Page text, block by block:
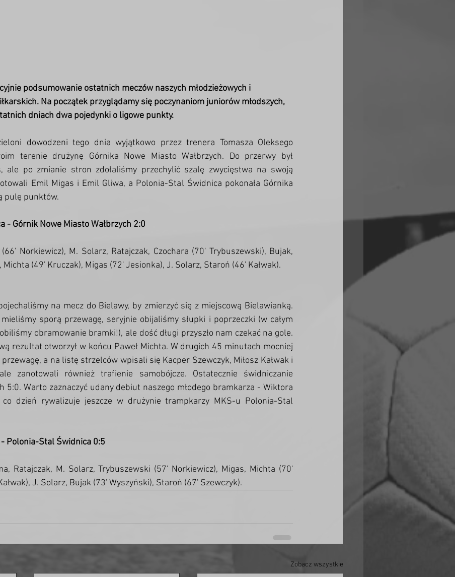
podsumowanie ostatnich meczów naszych młodzieżowych i
Na początek przyglądamy się poczynaniom juniorów młodszych,
dniach dwa pojedynki o ligowe punkty.
dowodzeni tego dnia wyjątkowo przez trenera Tomasza Oleksego
terenie drużynę Górnika Nowe Miasto Wałbrzych. Do przerwy był
ale po zmianie stron zdołaliśmy przechylić szalę zwycięstwa na swoją
Emil Migas i Emil Gliwa, a Polonia-Stal Świdnica pokonała Górnika
pulę punktów.
- Górnik Nowe Miasto Wałbrzych 2:0
Norkiewicz), M. Solarz, Ratajczak, Czochara (70' Trybuszewski), Bujak,
Michta (49' Kruczak), Migas (72' Jesionka), J. Solarz, Staroń (46' Kałwak).
na mecz do Bielawy, by zmierzyć się z miejscową Bielawianką.
sporą przewagę, seryjnie obijaliśmy słupki i poprzeczki (w całym
obramowanie bramki!), ale dość długi przyszło nam czekać na gole.
rezultat otworzył w końcu Paweł Michta. W drugich 45 minutach mocniej
a na listę strzelców wpisali się Kacper Szewczyk, Miłosz Kałwak i
zanotowali również trafienie samobójcze. Ostatecznie świdniczanie
5:0. Warto zaznaczyć udany debiut naszego młodego bramkarza - Wiktora
dzień rywalizuje jeszcze w drużynie trampkarzy MKS-u Polonia-Stal
Polonia-Stal Świdnica 0:5
Ratajczak, M. Solarz, Trybuszewski (57' Norkiewicz), Migas, Michta (70'
J. Solarz, Bujak (73' Wyszyński), Staroń (67' Szewczyk).
Zobacz wszystkie